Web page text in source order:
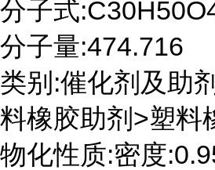
分子式
分子量:474.716
类别:催化剂及助
料橡胶助剂>塑料
物化性质:密度